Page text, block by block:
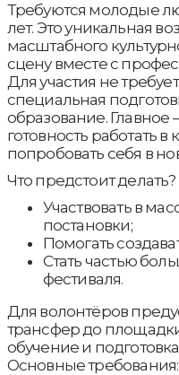
Требуются молодые
лет. Это уникальная
масштабного
сцену вместе с
Для участия не
специальная
образование. Главное
готовность работать
попробовать себя в
Что предстоит делать?
Участвовать в
постановки;
Помогать
Стать частью
фестиваля.
Для волонтёров
трансфер до
обучение и
Основные требования: